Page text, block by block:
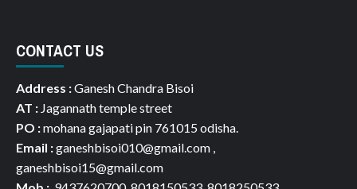
CONTACT US
Address :Ganesh Chandra Bisoi
AT : Jagannath temple street
PO :mohana gajapati pin 761015 odisha.
Email :ganeshbisoi010@gmail.com ,
ganeshbisoi15@gmail.com